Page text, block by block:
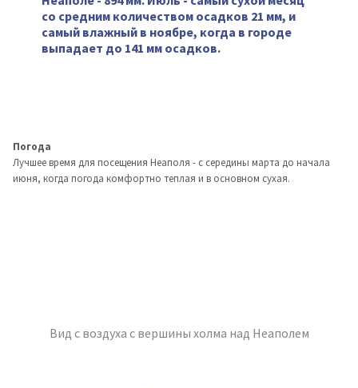
со средним количеством осадков 21 мм, и
самый влажный в ноябре, когда в городе
выпадает до 141 мм осадков.
Погода
Лучшее время для посещения Неаполя - с середины марта до начала
июня, когда погода комфортно теплая и в основном сухая.
Вид с воздуха с вершины холма над Неаполем